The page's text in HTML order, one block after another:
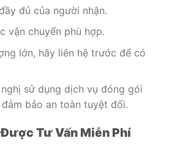
đủ của người nhận.
vận chuyển phù hợp.
lớn, hãy liên hệ trước để có
sử dụng dịch vụ đóng gói
bảo an toàn tuyệt đối.
Tư Vấn Miễn Phí